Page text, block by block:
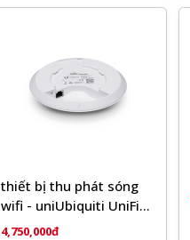
thiết bị thu phát sóng
wifi - uniUbiquiti UniFi®
AP-AC-Pro KÈM NGUỒN
4,750,000đ